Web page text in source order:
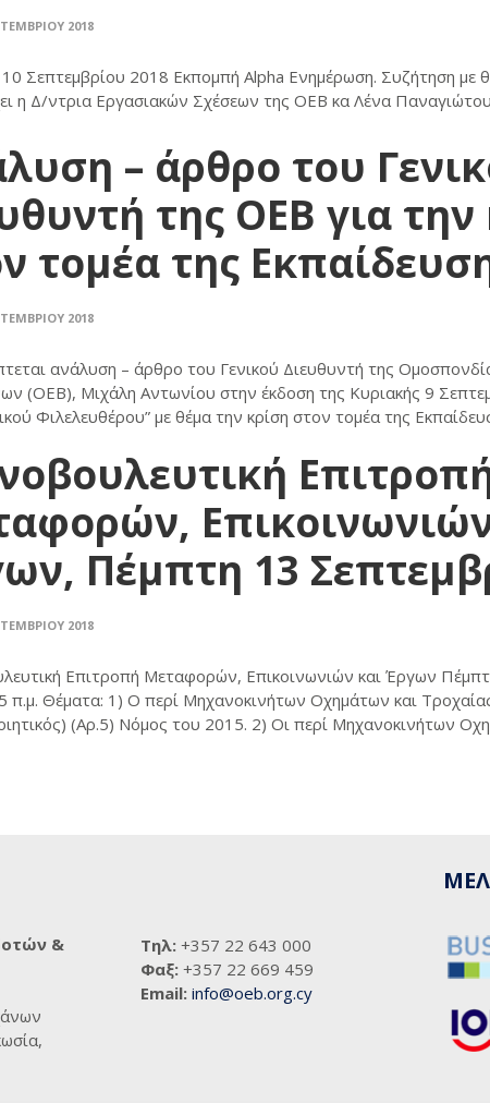
2018
Σεπτεμβρίου 2018 Εκπομπή Alpha Ενημέρωση. Συζήτηση με
η Δ/ντρια Εργασιακών Σχέσεων της ΟΕΒ κα Λένα
– άρθρο του
της ΟΕΒ για την
τομέα της
2018
ανάλυση – άρθρο του Γενικού Διευθυντή της
(ΟΕΒ), Μιχάλη Αντωνίου στην έκδοση της Κυριακής 9
Φιλελευθέρου” με θέμα την κρίση στον τομέα της
Πέμπτη 13
2018
Επιτροπή Μεταφορών, Επικοινωνιών και Έργων
π.μ. Θέματα: 1) Ο περί Μηχανοκινήτων Οχημάτων και
(Αρ.5) Νόμος του 2015. 2) Οι περί Μηχανοκινήτων
&
Τηλ: +357 22 643 000
Φαξ: +357 22 669 459
Email: info@oeb.org.cy